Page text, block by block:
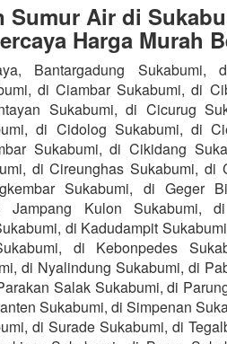
Sumur Air di
Harga Murah
Bantargadung Sukabumi,
di Ciambar Sukabumi, di
Sukabumi, di Cicurug
di Cidolog Sukabumi, di
Sukabumi, di Cikidang
di Cireunghas Sukabumi, di
Sukabumi, di Geger
Jampang Kulon Sukabumi,
di Kadudampit
di Kebonpedes
di Nyalindung Sukabumi, di
Salak Sukabumi, di
Sukabumi, di Simpenan
di Surade Sukabumi, di